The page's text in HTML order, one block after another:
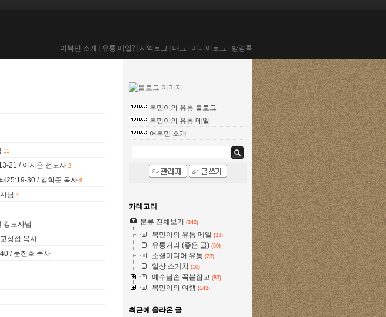
어복민 소개 유통 메일? 지역로그 태그 미디어로그 방명록
11
21 / 이지은 전도사 2
25:19-30 / 김학준 목사 6
님 4
강도사님
상섭 목사
/ 문진호 목사
복민이의 유통 블로그
복민이의 유통 메일
어복민 소개
카테고리
분류 전체보기 (342)
복민이의 유통 메일 (33)
유통거리 (좋은 글) (50)
소셜미디어 유통 (23)
일상 스케치 (10)
예수님손 꼭붙잡고 (83)
복민이의 여행 (143)
최근에 올라온 글